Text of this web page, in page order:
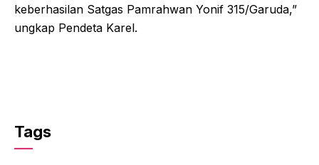
keberhasilan Satgas Pamrahwan Yonif 315/Garuda,”
ungkap Pendeta Karel.
Tags